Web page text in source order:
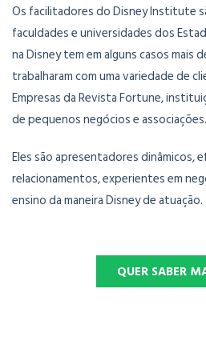
Os facilitadores do Disney Institute
faculdades e universidades dos
na Disney tem em alguns casos mais
trabalharam com uma variedade de
Empresas da Revista Fortune,
de pequenos negócios e associações.
Eles são apresentadores dinâmicos,
relacionamentos, experientes em
ensino da maneira Disney de atuação.
QUER SABER